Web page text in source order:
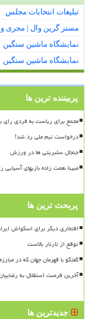
تبلیغات انتخابات مجلس
مستر گرین وال | مجری و
نمایشگاه ماشین سنگین
نمایشگاه ماشین سنگین
پربیننده ترین ها
مجمع برای ریاست به فردی رای
درخواست تیم ملی رد شد!
جنجال سلبریتی ها در ورزش
مبینا نعمت زاده بازیهای
پربحث ترین ها
افتخاری دیگر برای اسکواش
توقع از تارتار بالاست
گفتگو با قهرمان جهان که در
آخرین فرصت استقلال به
جدیدترین ها